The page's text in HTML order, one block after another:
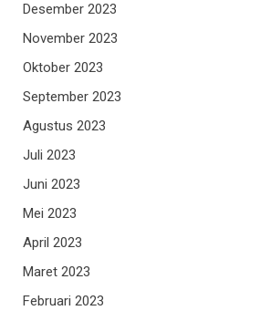
Desember 2023
November 2023
Oktober 2023
September 2023
Agustus 2023
Juli 2023
Juni 2023
Mei 2023
April 2023
Maret 2023
Februari 2023